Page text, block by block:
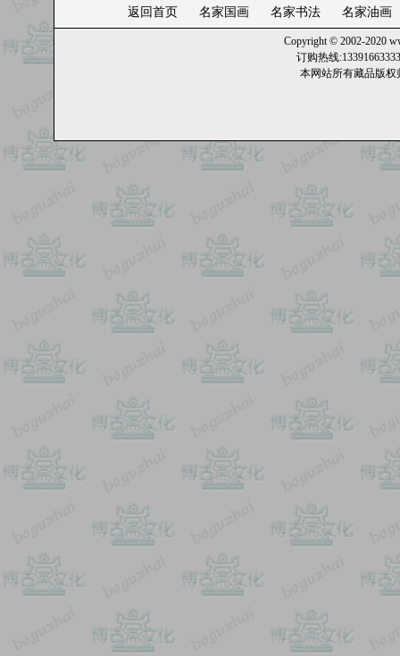
返回首页 名家国画 名家书法 名家油画
Copyright © 2002-2020
订购热线
本网站所有藏品版